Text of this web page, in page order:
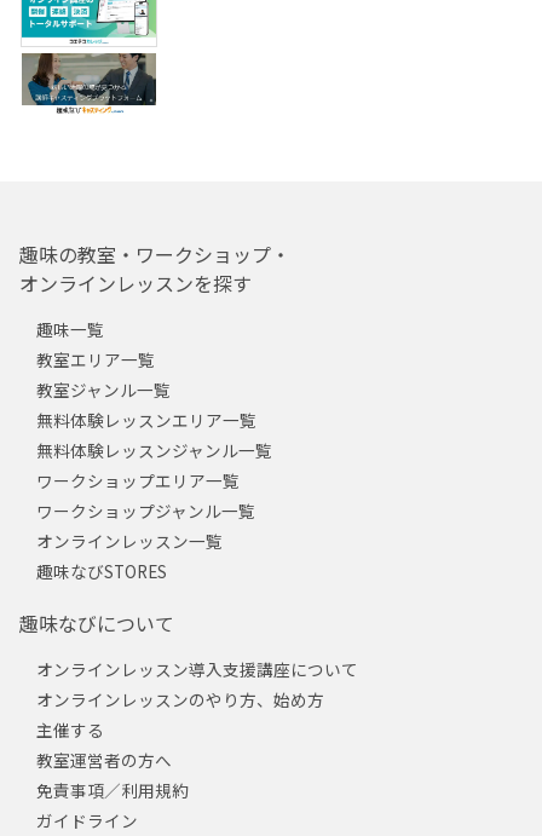
趣味の教室・ワークショップ・
オンラインレッスンを探す
趣味一覧
教室エリア一覧
教室ジャンル一覧
無料体験レッスンエリア一覧
無料体験レッスンジャンル一覧
ワークショップエリア一覧
ワークショップジャンル一覧
オンラインレッスン一覧
趣味なびSTORES
趣味なびについて
オンラインレッスン導入支援講座について
オンラインレッスンのやり方、始め方
主催する
教室運営者の方へ
免責事項／利用規約
ガイドライン